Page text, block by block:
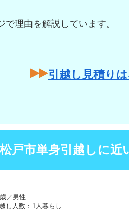
で理由を解説しています。
引越し見積り
戸市単身引越しに近
／男性
し人数：1人暮らし